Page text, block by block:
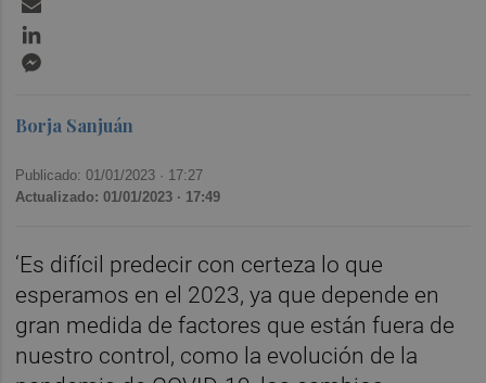
Borja Sanjuán
Publicado: 01/01/2023 · 17:27
Actualizado: 01/01/2023 · 17:49
‘Es difícil predecir con certeza lo que
esperamos en el 2023, ya que depende en
gran medida de factores que están fuera de
nuestro control, como la evolución de la